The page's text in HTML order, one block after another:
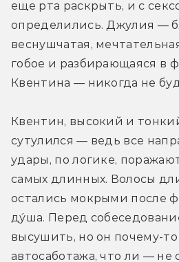
еще рта раскрыть, и с
определились. Джулия —
веснушчатая,
гобое и разбирающаяся в
Квентина — никогда не
Квентин, высокий и
сутулился — ведь все
удары, по логике,
самых длинных. Волосы
остались мокрыми после
ду́ша. Перед
высушить, но он почему-
автосаботажа, что ли — не